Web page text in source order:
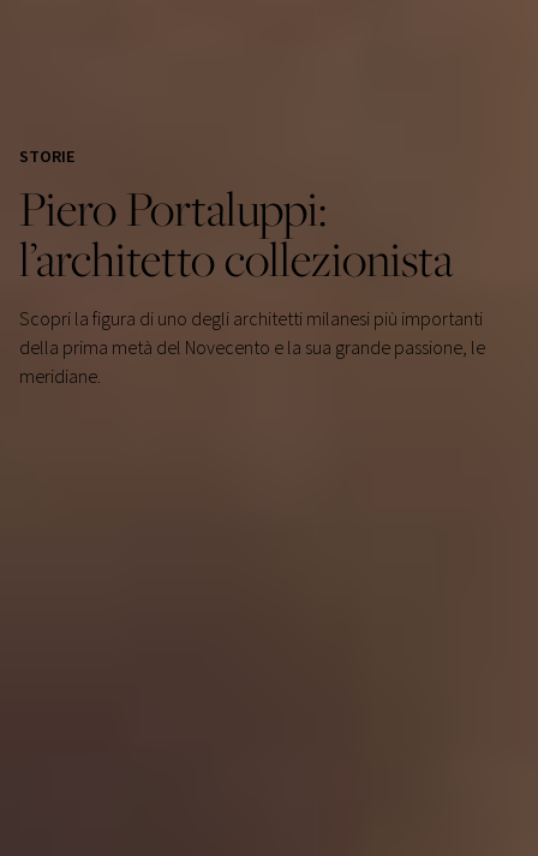
STORIE
Piero Portaluppi:
l’architetto collezionista
Scopri la figura di uno degli architetti milanesi più importanti
della prima metà del Novecento e la sua grande passione, le
meridiane.